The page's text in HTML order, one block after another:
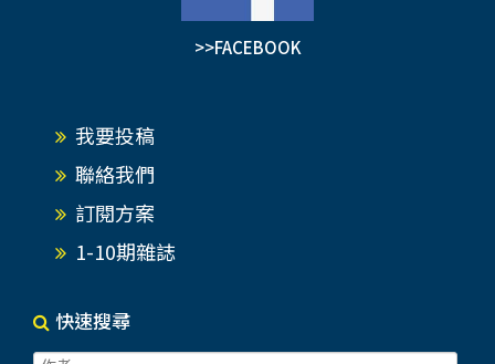
>>FACEBOOK
我要投稿
聯絡我們
訂閱方案
1-10期雜誌
快速搜尋